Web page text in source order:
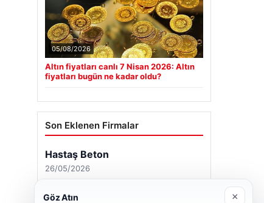
05/08/2026
Altın fiyatları canlı 7 Nisan 2026: Altın
fiyatları bugün ne kadar oldu?
Son Eklenen Firmalar
Hastaş Beton
26/05/2026
Göz Atın ×